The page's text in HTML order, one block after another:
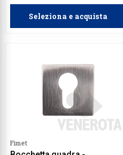
Seleziona e acquista
Fimet